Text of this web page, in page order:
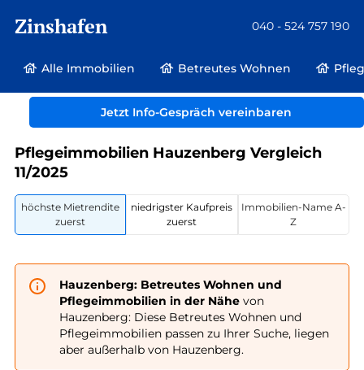
Zinshafen 040 - 524 757 190
Alle Immobilien Betreutes Wohnen
Jetzt Info-Gespräch vereinbaren
Betreutes Wohnen und Pflegeimmobilien Deutschland
Pflegeimmobilien Hauzenberg Vergleich
11/2025
höchste Mietrendite
zuerst
niedrigster Kaufpreis
zuerst
Immobilien-Name A-
Z
Hauzenberg: Betreutes Wohnen und
Pflegeimmobilien in der Nähevon
Hauzenberg: Diese Betreutes Wohnen und
Pflegeimmobilien passen zu Ihrer Suche, liegen
aber außerhalb von Hauzenberg.